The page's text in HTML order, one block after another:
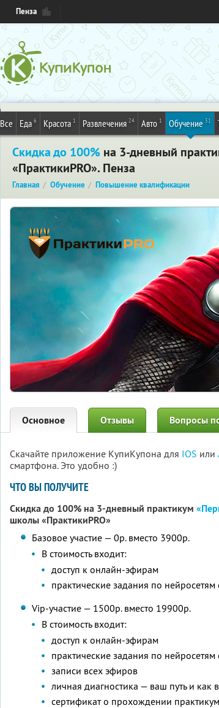
Пенза
Все Еда 6 Красота 1 Развлечения 24 Авто 1 Обучение 31
Скидка до 100% на 3-дневный
«ПрактикиPRO». Пенза
Главная Обучение Повышение квалификации
Основное Отзывы Вопросы
Скачайте приложение КупиКупона для IOS или
смартфона. Это удобно :)
ЧТО ВЫ ПОЛУЧИТЕ
Скидка до 100% на 3-дневный практикум
школы «ПрактикиPRO»
Базовое участие — 0р. вместо 3900р.
В стоимость входит:
доступ к онлайн-эфирам
практические задания по
Vip-участие — 1500р. вместо 19900р.
В стоимость входит:
доступ к онлайн-эфирам
практические задания по
записи всех эфиров
личная диагностика — ваш путь и
сертификат о прохождении